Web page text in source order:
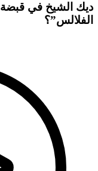
ديك الشيخ في قبضة
الفلالس”؟